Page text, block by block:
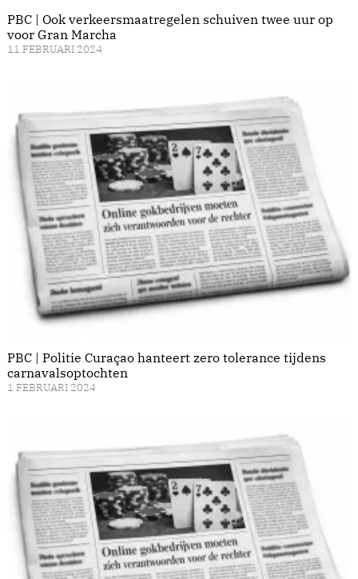
PBC | Ook verkeersmaatregelen schuiven twee uur op
voor Gran Marcha
11 FEBRUARI 2024
PBC | Politie Curaçao hanteert zero tolerance tijdens
carnavalsoptochten
1 FEBRUARI 2024